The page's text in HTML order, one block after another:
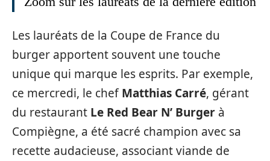
Les lauréats de la Coupe de France du
burger apportent souvent une touche
unique qui marque les esprits. Par exemple,
ce mercredi, le chefMatthias Carré, gérant
du restaurant Le Red Bear N’ Burger à
Compiègne, a été sacré champion avec sa
recette audacieuse, associant viande de